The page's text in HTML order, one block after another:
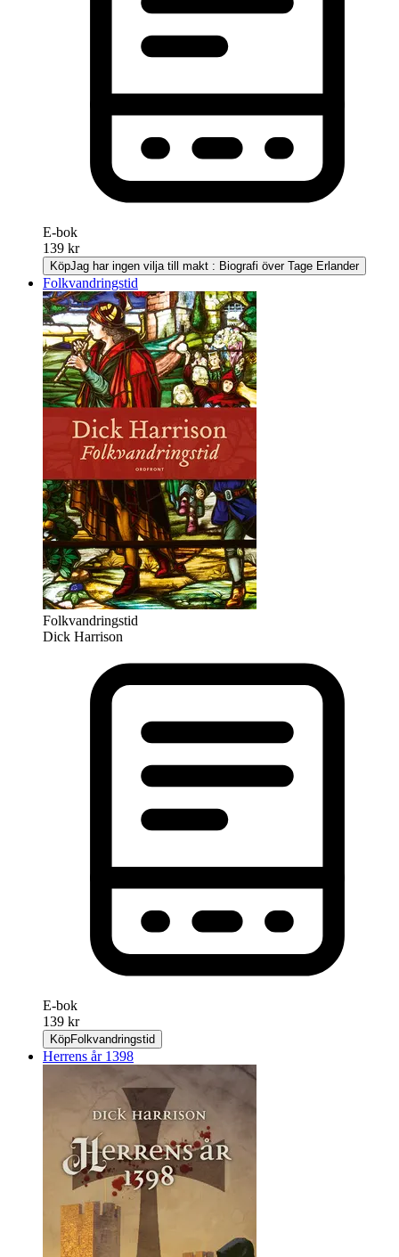
E-bok
139 kr
KöpJag har ingen vilja till makt : Biografi över Tage Erlander
Folkvandringstid
Folkvandringstid
Dick Harrison
E-bok
139 kr
KöpFolkvandringstid
Herrens år 1398